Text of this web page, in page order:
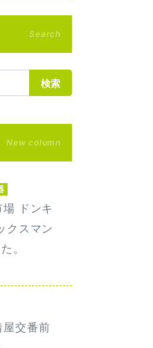
Search
検索
New column
ドンキ
クスマン
。
屋交番前